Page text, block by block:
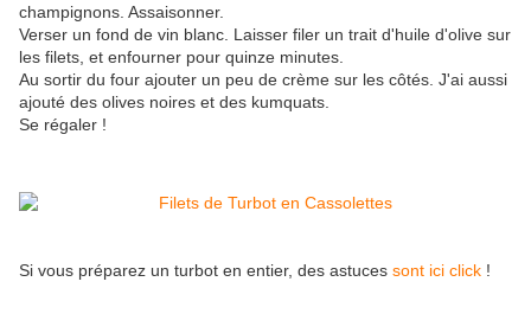
champignons. Assaisonner.
Verser un fond de vin blanc. Laisser filer un trait d'huile d'olive sur
les filets, et enfourner pour quinze minutes.
Au sortir du four ajouter un peu de crème sur les côtés. J'ai aussi
ajouté des olives noires et des kumquats.
Se régaler !
Si vous préparez un turbot en entier, des astuces sont ici click !